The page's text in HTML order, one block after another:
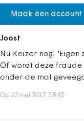
Maak een account
Joost
Nu Keizer nog!
Of wordt deze fraude
onder de mat
Op 22 mei 2017, 08:45